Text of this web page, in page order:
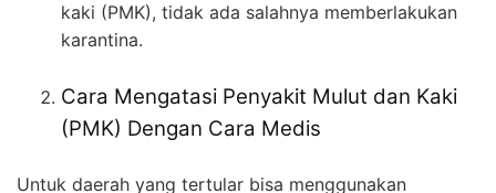
kaki (PMK), tidak ada salahnya memberlakukan
karantina.
Cara Mengatasi Penyakit Mulut dan Kaki
(PMK) Dengan Cara Medis
Untuk daerah yang tertular bisa menggunakan